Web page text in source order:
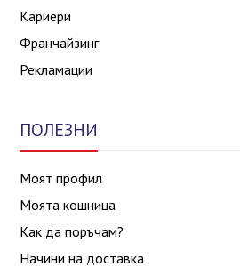
Кариери
Франчайзинг
Рекламации
ПОЛЕЗНИ
Моят профил
Моята кошница
Как да поръчам?
Начини на доставка